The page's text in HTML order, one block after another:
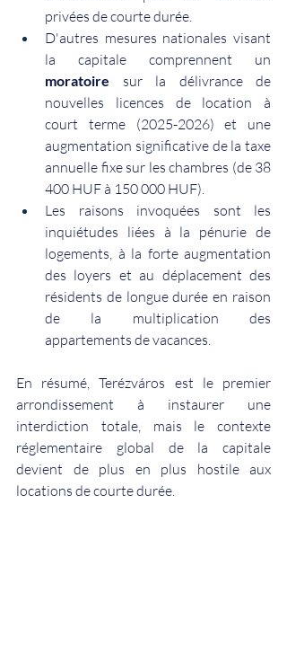
privées de courte durée.
D'autres mesures nationales visant
la capitale comprennent un
moratoire
sur la délivrance de
nouvelles licences de location à
court terme (2025-2026) et une
augmentation significative de la taxe
annuelle fixe sur les chambres (de 38
400 HUF à 150 000 HUF).
Les raisons invoquées sont les
inquiétudes liées à la pénurie de
logements, à la forte augmentation
des loyers et au déplacement des
résidents de longue durée en raison
de la multiplication des
appartements de vacances.
En résumé, Terézváros est le premier
arrondissement à instaurer une
interdiction totale, mais le contexte
réglementaire global de la capitale
devient de plus en plus hostile aux
locations de courte durée.